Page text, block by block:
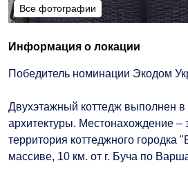
Все фотографии
Все фотографии
Информация о локации
Победитель номинации Экодом
Двухэтажный коттедж выполнен в
архитектуры. Местонахождение –
территория коттеджного городка
массиве, 10 км. от г. Буча по